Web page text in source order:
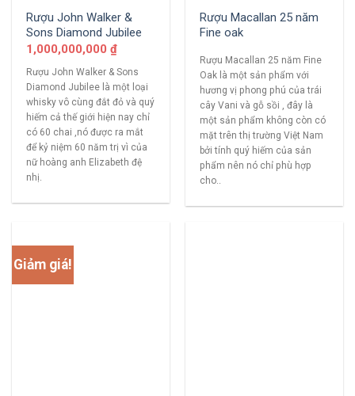
Rượu John Walker &
Sons Diamond Jubilee
1,000,000,000 ₫
Rượu John Walker & Sons
Diamond Jubilee là một loại
whisky vô cùng đắt đỏ và quý
hiếm cả thế giới hiện nay chỉ
có 60 chai ,nó được ra mắt
để kỷ niệm 60 năm trị vì của
nữ hoàng anh Elizabeth đệ
nhị.
Rượu Macallan 25 năm
Fine oak
Rượu Macallan 25 năm Fine
Oak là một sản phẩm với
hương vị phong phú của trái
cây Vani và gỗ sồi , đây là
một sản phẩm không còn có
mặt trên thị trường Việt Nam
bởi tính quý hiếm của sản
phẩm nên nó chỉ phù hợp
cho..
Giảm giá!